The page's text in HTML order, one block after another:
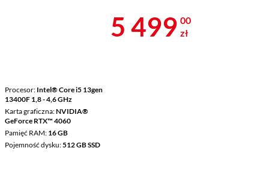
Procesor Intel® Core i5 13gen
13400F 1,8 - 4,6 GHz
Karta graficzna NVIDIA®
GeForce RTX™ 4060
Pamięć RAM 16 GB
Pojemność dysku 512 GB SSD
Cena 5 499 zł
5 499 00
zł